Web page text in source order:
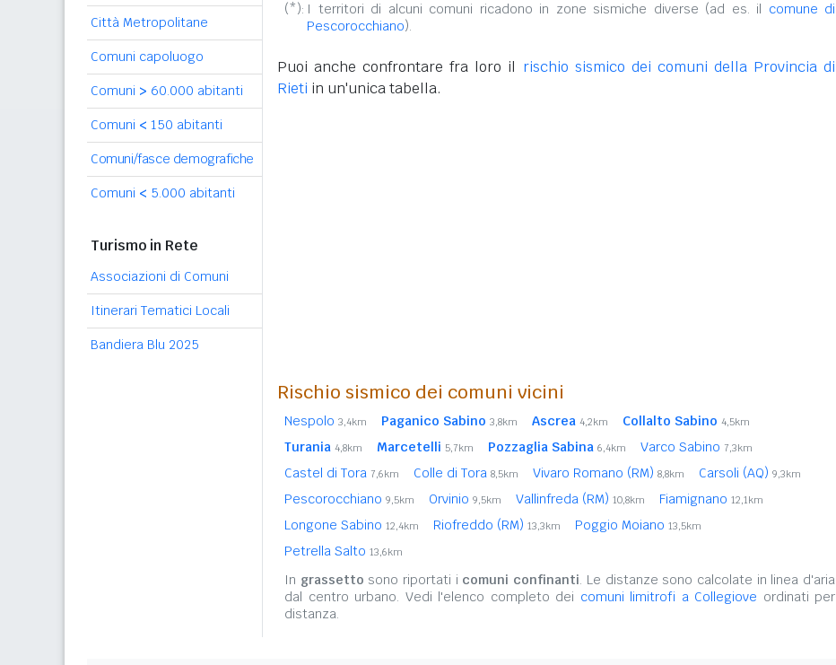
Città Metropolitane
Comuni capoluogo
Comuni > 60.000 abitanti
Comuni < 150 abitanti
Comuni/fasce demografiche
Comuni < 5.000 abitanti
Turismo in Rete
Associazioni di Comuni
Itinerari Tematici Locali
Bandiera Blu 2025
(*): I territori di alcuni comuni ricadono in zone sismiche diverse (ad es. il comune di
Pescorocchiano).
Puoi anche confrontare fra loro il rischio sismico dei comuni della Provincia di
Rieti in un'unica tabella.
Rischio sismico dei comuni vicini
Nespolo 3,4km Paganico Sabino 3,8km Ascrea 4,2km Collalto Sabino 4,5km
Turania 4,8km Marcetelli 5,7km Pozzaglia Sabina 6,4km Varco Sabino 7,3km
Castel di Tora 7,6km Colle di Tora 8,5km Vivaro Romano (RM) 8,8km Carsoli (AQ) 9,3km
Pescorocchiano 9,5km Orvinio 9,5km Vallinfreda (RM) 10,8km Fiamignano 12,1km
Longone Sabino 12,4km Riofreddo (RM) 13,3km Poggio Moiano 13,5km
Petrella Salto 13,6km
In grassetto sono riportati i comuni confinanti. Le distanze sono calcolate in linea d'aria
dal centro urbano. Vedi l'elenco completo dei comuni limitrofi a Collegiove ordinati per
distanza.